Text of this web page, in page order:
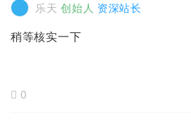
乐天 创始人 资深站长
稍等核实一下
0